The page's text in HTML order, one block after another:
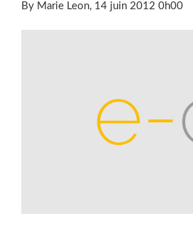
By Marie Leon, 14 juin 2012 0h00